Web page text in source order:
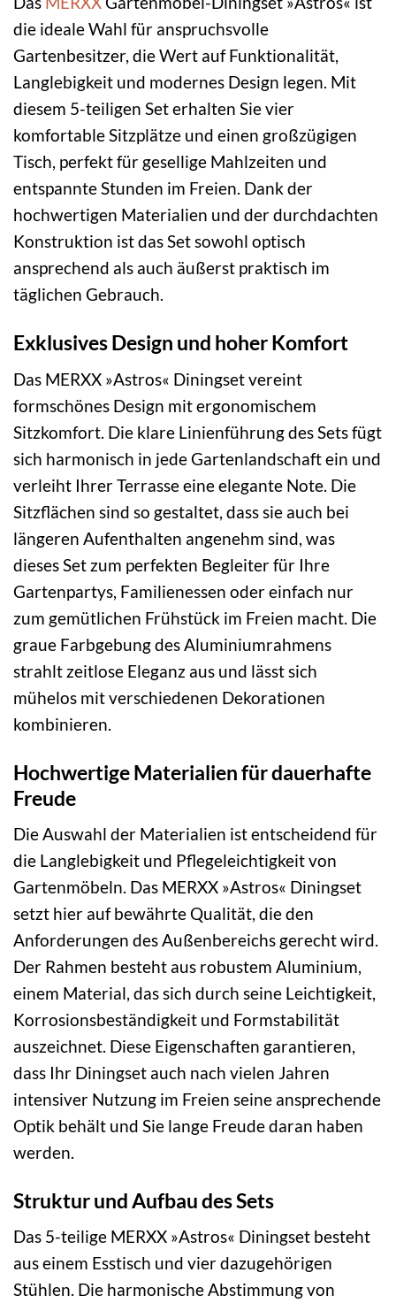
die ideale Wahl für anspruchsvolle
Gartenbesitzer, die Wert auf Funktionalität,
Langlebigkeit und modernes Design legen. Mit
diesem 5-teiligen Set erhalten Sie vier
komfortable Sitzplätze und einen großzügigen
Tisch, perfekt für gesellige Mahlzeiten und
entspannte Stunden im Freien. Dank der
hochwertigen Materialien und der durchdachten
Konstruktion ist das Set sowohl optisch
ansprechend als auch äußerst praktisch im
täglichen Gebrauch.
Exklusives Design und hoher Komfort
Das MERXX »Astros« Diningset vereint
formschönes Design mit ergonomischem
Sitzkomfort. Die klare Linienführung des Sets fügt
sich harmonisch in jede Gartenlandschaft ein und
verleiht Ihrer Terrasse eine elegante Note. Die
Sitzflächen sind so gestaltet, dass sie auch bei
längeren Aufenthalten angenehm sind, was
dieses Set zum perfekten Begleiter für Ihre
Gartenpartys, Familienessen oder einfach nur
zum gemütlichen Frühstück im Freien macht. Die
graue Farbgebung des Aluminiumrahmens
strahlt zeitlose Eleganz aus und lässt sich
mühelos mit verschiedenen Dekorationen
kombinieren.
Hochwertige Materialien für dauerhafte
Freude
Die Auswahl der Materialien ist entscheidend für
die Langlebigkeit und Pflegeleichtigkeit von
Gartenmöbeln. Das MERXX »Astros« Diningset
setzt hier auf bewährte Qualität, die den
Anforderungen des Außenbereichs gerecht wird.
Der Rahmen besteht aus robustem Aluminium,
einem Material, das sich durch seine Leichtigkeit,
Korrosionsbeständigkeit und Formstabilität
auszeichnet. Diese Eigenschaften garantieren,
dass Ihr Diningset auch nach vielen Jahren
intensiver Nutzung im Freien seine ansprechende
Optik behält und Sie lange Freude daran haben
werden.
Struktur und Aufbau des Sets
Das 5-teilige MERXX »Astros« Diningset besteht
aus einem Esstisch und vier dazugehörigen
Stühlen. Die harmonische Abstimmung von